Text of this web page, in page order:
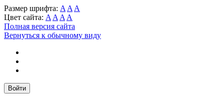
Размер шрифта: A A A
Цвет сайта: A A A A
Полная версия сайта
Вернуться к обычному виду
Войти